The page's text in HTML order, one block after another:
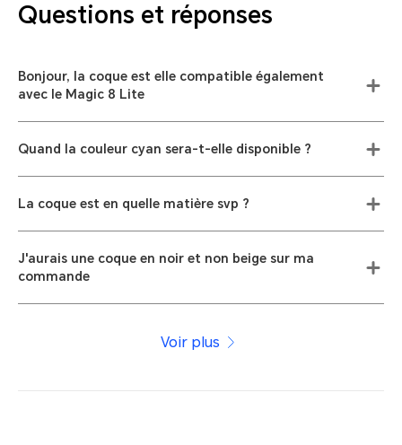
Questions et réponses
Bonjour, la coque est elle compatible également
avec le Magic 8 Lite
Quand la couleur cyan sera-t-elle disponible ?
La coque est en quelle matière svp ?
J'aurais une coque en noir et non beige sur ma
commande
Voir plus